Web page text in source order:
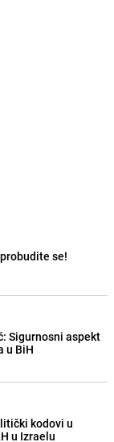
se!
Sigurnosni aspekt
u BiH
kodovi u
u Izraelu